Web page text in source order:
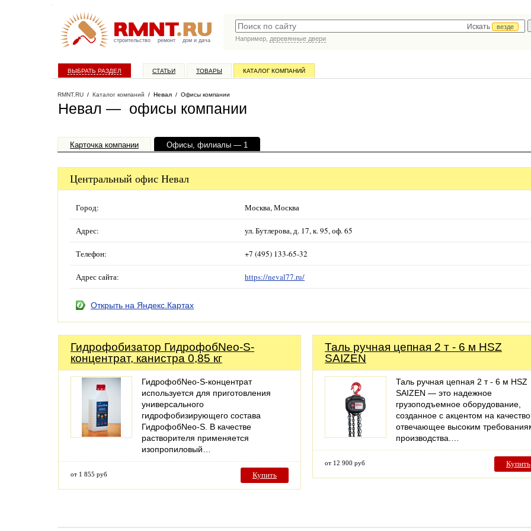
строительство ремонт дом и дача
Искать
везде
Например, деревянные двери
ВЫБРАТЬ РАЗДЕЛ СТАТЬИ ТОВАРЫ КАТАЛОГ КОМПАНИЙ
RMNT.RU / Каталог компаний / Невал / Офисы компании
Невал — офисы компании
Карточка компании Офисы, филиалы — 1
Центральный офис Невал
Город: Москва, Москва
Адрес: ул. Бутлерова, д. 17, к. 95, оф. 65
Телефон: +7 (495) 133-65-32
Адрес сайта: https://neval77.ru/
Открыть на Яндекс.Картах
Гидрофобизатор ГидрофобNeo-S-
концентрат, канистра 0,85 кг
ГидрофобNeo-S-концентрат
используется для приготовления
универсального
гидрофобизирующего состава
ГидрофобNeo-S. В качестве
растворителя применяется
изопропиловый…
от 1 855 руб Купить
Таль ручная цепная 2 т - 6 м HSZ
SAIZEN
Таль ручная цепная 2 т - 6 м HSZ
SAIZEN — это надежное
грузоподъемное оборудование,
созданное с акцентом на
отвечающее высоким
производства.…
от 12 900 руб Купить